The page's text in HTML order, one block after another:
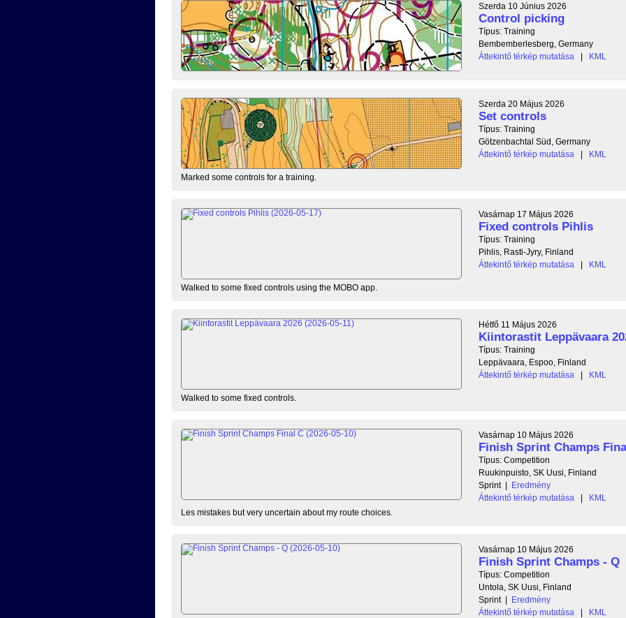
Szerda 10 Június 2026
Control picking
Típus: Training
Bembemberlesberg, Germany
Áttekintő térkép mutatása
| KML
Szerda 20 Május 2026
Set controls
Típus: Training
Götzenbachtal Süd, Germany
Áttekintő térkép mutatása
| KML
Marked some controls for a training.
Vasárnap 17 Május 2026
Fixed controls Pihlis
Típus: Training
Pihlis, Rasti-Jyry, Finland
Áttekintő térkép mutatása
| KML
Walked to some fixed controls using the MOBO app.
Hétfő 11 Május 2026
Kiintorastit Leppävaara
Típus: Training
Leppävaara, Espoo, Finland
Áttekintő térkép mutatása
| KML
Walked to some fixed controls.
Vasárnap 10 Május 2026
Finish Sprint Champs
Típus: Competition
Ruukinpuisto, SK Uusi, Finland
Sprint | Eredmény
Áttekintő térkép mutatása
|
KML
Les mistakes but very uncertain about my route choices.
Vasárnap 10 Május 2026
Finish Sprint Champs - Q
Típus: Competition
Untola, SK Uusi, Finland
Sprint | Eredmény
Áttekintő térkép mutatása
|
KML